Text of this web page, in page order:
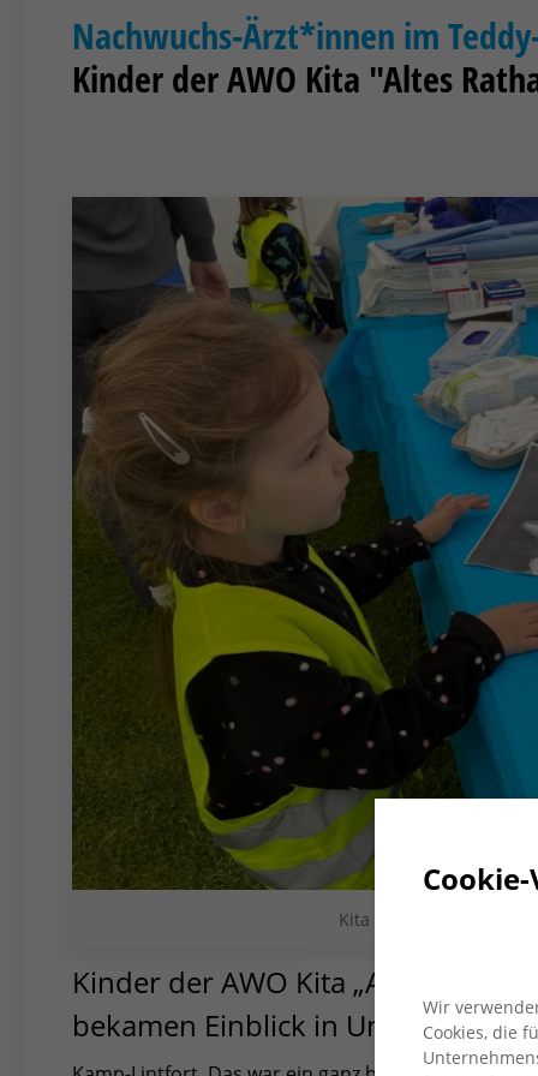
Nachwuchs-Ärzt*innen im
Kinder der AWO Kita "Altes
Kita Alters Rathaus
Kinder der AWO Kita „Altes
bekamen Einblick in
Wir
Cookies, die